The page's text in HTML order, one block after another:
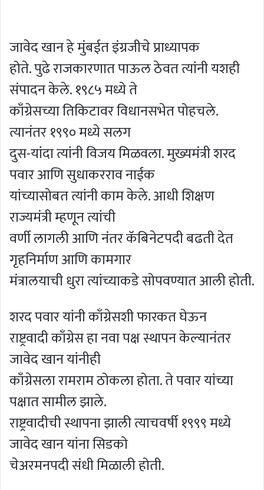
जावेद खान हे मुंबईत इंग्रजीचे प्राध्यापक
होते. पुढे राजकारणात पाऊल ठेवत त्यांनी यशही
संपादन केले. १९८५ मध्ये ते
काँग्रेसच्या तिकिटावर विधानसभेत पोहचले.
त्यानंतर १९९० मध्ये सलग
दुस-यांदा त्यांनी विजय मिळवला. मुख्यमंत्री शरद
पवार आणि सुधाकरराव नाईक
यांच्यासोबत त्यांनी काम केले. आधी शिक्षण
राज्यमंत्री म्हणून त्यांची
वर्णी लागली आणि नंतर कॅबिनेटपदी बढती देत
गृहनिर्माण आणि कामगार
मंत्रालयाची धुरा त्यांच्याकडे सोपवण्यात आली होती.
शरद पवार यांनी काँग्रेसशी फारकत घेऊन
राष्ट्रवादी काँग्रेस हा नवा पक्ष स्थापन केल्यानंतर
जावेद खान यांनीही
काँग्रेसला रामराम ठोकला होता. ते पवार यांच्या
पक्षात सामील झाले.
राष्ट्रवादीची स्थापना झाली त्याचवर्षी १९९९ मध्ये
जावेद खान यांना सिडको
चेअरमनपदी संधी मिळाली होती.